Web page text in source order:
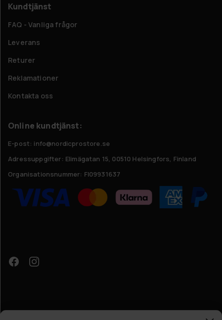
Kundtjänst
FAQ - Vanliga frågor
Leverans
Returer
Reklamationer
Kontakta oss
Online kundtjänst:
E-post: info@nordicprostore.se
Adressuppgifter: Elimägatan 15, 00510 Helsingfors, Finland
Organisationsnummer: FI09931637